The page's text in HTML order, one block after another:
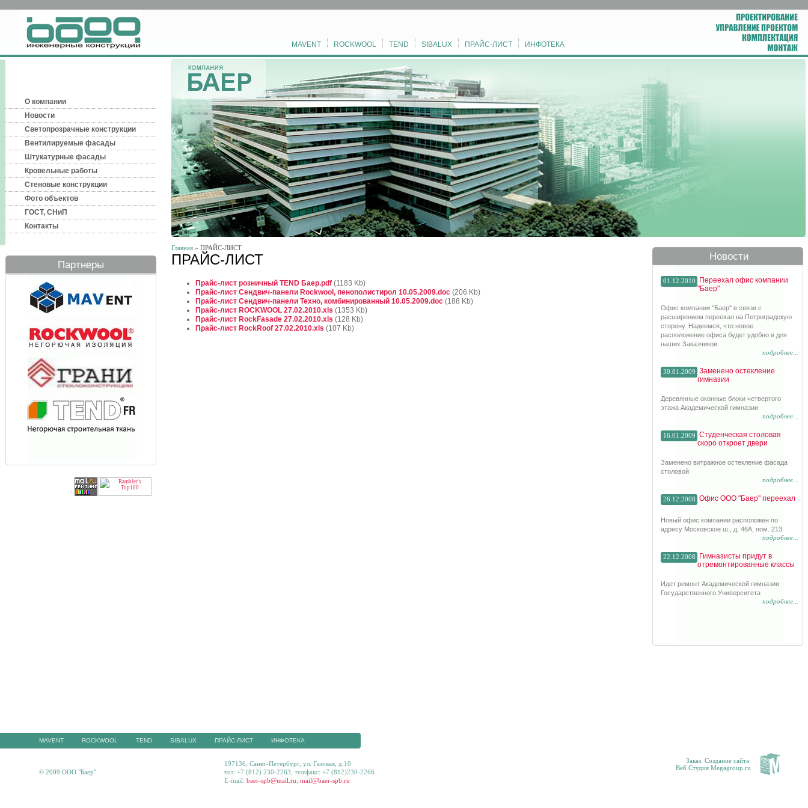
MAVENT ROCKWOOL TEND SIBALUX ПРАЙС-ЛИСТ ИНФОТЕКА
О компании
Новости
Светопрозрачные конструкции
Вентилируемые фасады
Штукатурные фасады
Кровельные работы
Стеновые конструкции
Фото объектов
ГОСТ, СНиП
Контакты
Партнеры
Главная » ПРАЙС-ЛИСТ
ПРАЙС-ЛИСТ
Прайс-лист розничный TEND Баер.pdf (1183 Kb)
Прайс-лист Сендвич-панели Rockwool, пенополистирол 10.05.2009.doc (206 Kb)
Прайс-лист Сендвич-панели Техно, комбинированный 10.05.2009.doc (188 Kb)
Прайс-лист ROCKWOOL 27.02.2010.xls (1353 Kb)
Прайс-лист RockFasade 27.02.2010.xls (128 Kb)
Прайс-лист RockRoof 27.02.2010.xls (107 Kb)
Новости
01.12.2010
Переехал офис компании
"Баер"
Офис компании "Баер" в связи с
расширением переехал на Петроградскую
сторону. Надеемся, что новое
расположение офиса будет удобно и для
наших Заказчиков.
подробнее...
30.01.2009 Заменено остекление
гимназии
Деревянные оконные блоки четвертого
этажа Академической гимназии
подробнее...
16.01.2009 Студенческая столовая
скоро откроет двери
Заменено витражное остекление фасада
столовой
подробнее...
26.12.2008 Офис ООО "Баер" переехал
Новый офис компании расположен по
адресу Московское ш., д. 46А, пом. 213.
подробнее...
22.12.2008
Гимназисты придут в
отремонтированные классы
Идет ремонт Академической гимназии
Государственного Университета
подробнее...
MAVENT ROCKWOOL TEND SIBALUX ПРАЙС-ЛИСТ ИНФОТЕКА
© 2009 ООО "Баер"
197136, Санкт-Петербург, ул. Газовая, д.10
тел: +7 (812) 230-2263, тел/факс: +7 (812)230-2266
E-mail: baer-spb@mail.ru; mail@baer-spb.ru
Заказ. Создание сайта:
Веб Студия Megagroup.ru